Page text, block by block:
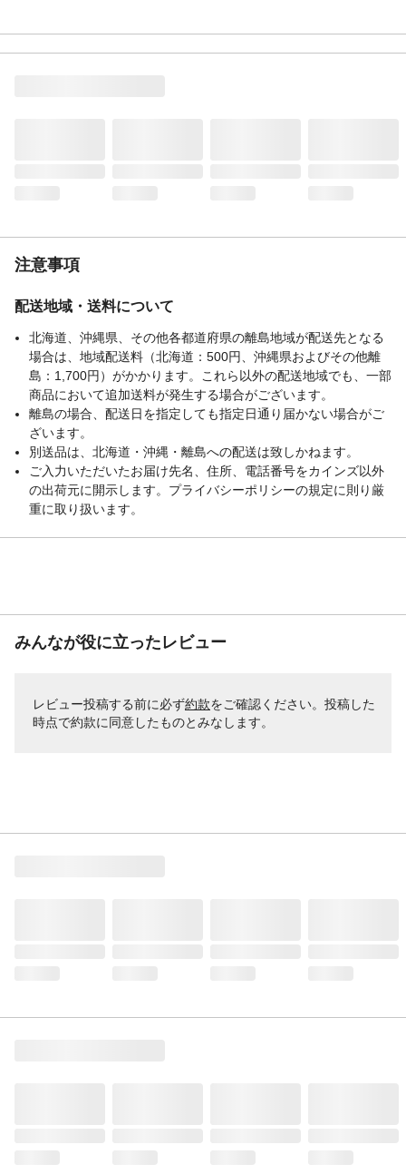
ご注意ください。
生産国
ベトナム
注意事項
配送地域・送料について
北海道、沖縄県、その他各都道府県の離島地域が配送先となる
場合は、地域配送料（北海道：500円、沖縄県およびその他離
島：1,700円）がかかります。これら以外の配送地域でも、一部
商品において追加送料が発生する場合がございます。
離島の場合、配送日を指定しても指定日通り届かない場合がご
ざいます。
別送品は、北海道・沖縄・離島への配送は致しかねます。
ご入力いただいたお届け先名、住所、電話番号をカインズ以外
の出荷元に開示します。プライバシーポリシーの規定に則り厳
重に取り扱います。
みんなが役に立ったレビュー
レビュー投稿する前に必ず約款をご確認ください。投稿した
時点で約款に同意したものとみなします。